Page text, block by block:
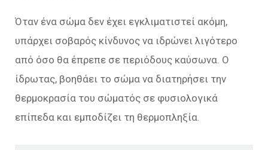
Όταν ένα σώμα δεν έχει εγκλιματιστεί ακόμη,
υπάρχει σοβαρός κίνδυνος να ιδρώνει λιγότερο
από όσο θα έπρεπε σε περιόδους καύσωνα. Ο
ίδρωτας, βοηθάει το σώμα να διατηρήσει την
θερμοκρασία του σώματός σε φυσιολογικά
επίπεδα και εμποδίζει τη θερμοπληξία.